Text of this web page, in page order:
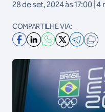
28 de set, 2024 às 17:00 |
COMPARTILHE VIA: